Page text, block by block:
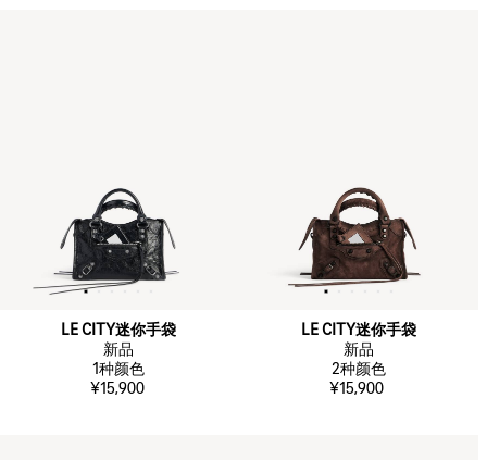
LE CITY迷你手袋
新品
1种颜色
¥15,900
LE CITY迷你手袋
新品
2种颜色
¥15,900